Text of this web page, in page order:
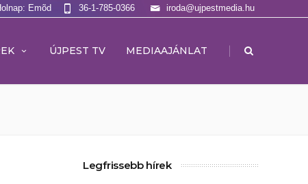
Emõd iroda@ujpestmedia.hu
36-1-785-0366
ÚJPEST TV MEDIAAJÁNLAT |
Legfrissebb hírek